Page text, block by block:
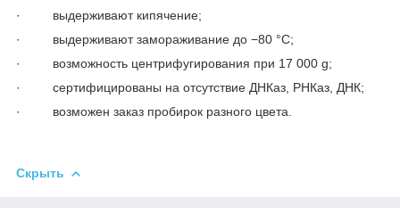
· выдерживают кипячение;
· выдерживают замораживание до −80 °С;
· возможность центрифугирования при 17 000 g;
· сертифицированы на отсутствие ДНКаз, РНКаз, ДНК;
· возможен заказ пробирок разного цвета.
Скрыть